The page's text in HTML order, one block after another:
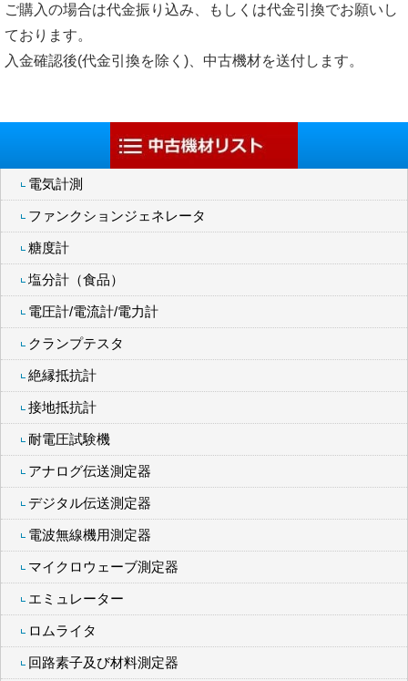
ご購入の場合は代金振り込み、もしくは代金引換でお願いし
ております。
入金確認後(代金引換を除く)、中古機材を送付します。
電気計測
ファンクションジェネレータ
糖度計
塩分計（食品）
電圧計/電流計/電力計
クランプテスタ
絶縁抵抗計
接地抵抗計
耐電圧試験機
アナログ伝送測定器
デジタル伝送測定器
電波無線機用測定器
マイクロウェーブ測定器
エミュレーター
ロムライタ
回路素子及び材料測定器